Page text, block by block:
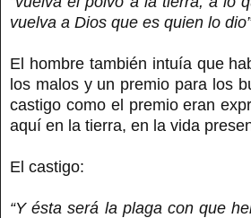
vuelva a Dios que es quien lo
El hombre también intuía que
los malos y un premio para los
castigo como el premio eran
aquí en la tierra, en la vida
El castigo:
“Y ésta será la plaga con que